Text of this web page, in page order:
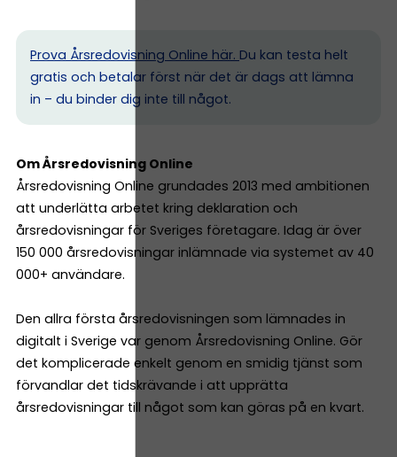
Prova Årsredovisning Online här. Du kan testa helt
gratis och betalar först när det är dags att lämna
in – du binder dig inte till något.
Om Årsredovisning Online
Årsredovisning Online grundades 2013 med ambitionen
att underlätta arbetet kring deklaration och
årsredovisningar för Sveriges företagare. Idag är över
150 000 årsredovisningar inlämnade via systemet av 40
000+ användare.
Den allra första årsredovisningen som lämnades in
digitalt i Sverige var genom Årsredovisning Online. Gör
det komplicerade enkelt genom en smidig tjänst som
förvandlar det tidskrävande i att upprätta
årsredovisningar till något som kan göras på en kvart.